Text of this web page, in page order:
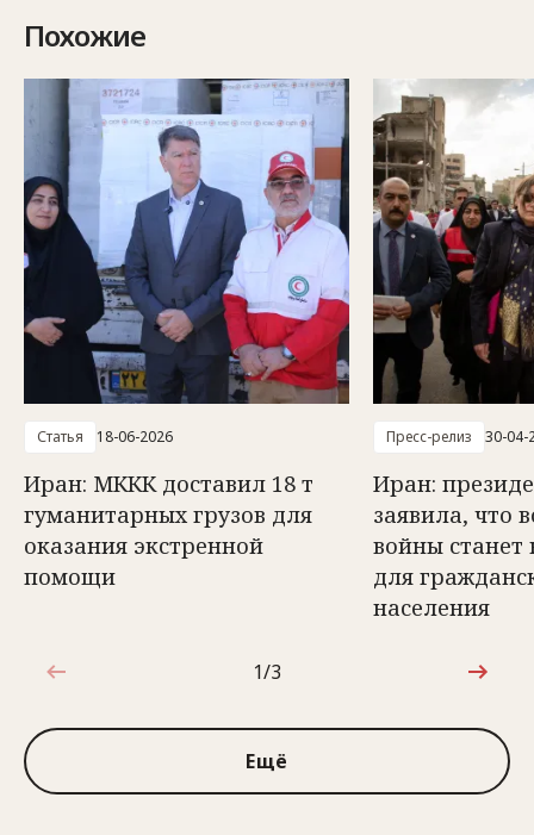
Похожие
Статья 18-06-2026
Иран: МККК доставил 18 т
гуманитарных грузов для
оказания экстренной
помощи
Пресс-релиз 30-04-
Иран:
заявила, что
войны станет
для
населения
1 из 3
1/3
Ещё